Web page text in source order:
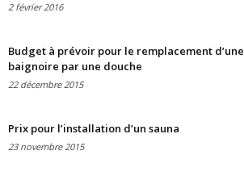
2 février 2016
Budget à prévoir pour le remplacement d’une
baignoire par une douche
22 décembre 2015
Prix pour l’installation d’un sauna
23 novembre 2015